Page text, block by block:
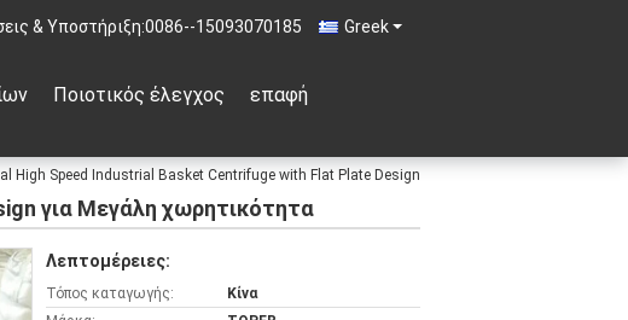
Greek
& Υποστήριξη:0086--15093070185
Ποιοτικός έλεγχος
επαφή
High Speed Industrial Basket Centrifuge with Flat Plate Design
για Μεγάλη χωρητικότητα
Λεπτομέρειες:
Τόπος καταγωγής:
Κίνα